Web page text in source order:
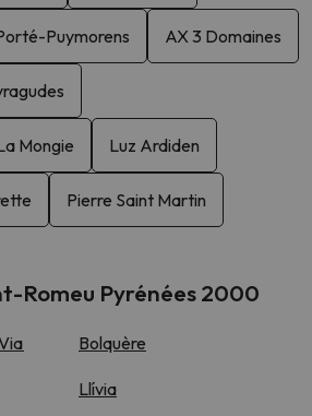
Puymorens AX 3 Domaines
Mongie Luz Ardiden
Pierre Saint Martin
Romeu Pyrénées 2000
Bolquère
Llívia